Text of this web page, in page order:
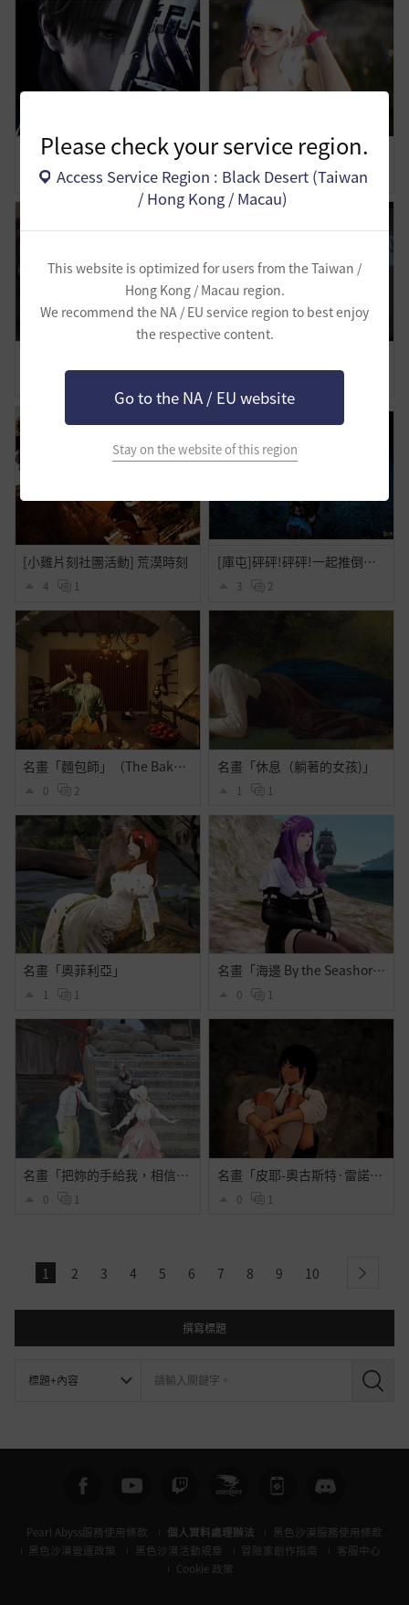
Please check your service region.
Access Service Region : Black Desert (Taiwan
/ Hong Kong / Macau)
This website is optimized for users from the Taiwan /
Hong Kong / Macau region.
We recommend the NA / EU service region to best enjoy
the respective content.
Go to the NA / EU website
Stay on the website of this region
【小雞片刻社團活動】Agent
1 1
截圖美的截圖動作 有人研究出來的
0 1
[小雞片刻社團活動] 荒漠時刻
4 1
[庫屯]砰砰!砰砰!一起推倒古代的庫屯!可愛的蟲蟲!
3 2
名畫「麵包師」（The Baker）
0 2
名畫「休息（躺著的女孩)」
1 1
名畫「奧菲利亞」
1 1
名畫「海邊 By the Seashore」
0 1
名畫「把妳的手給我，相信我」
0 1
名畫「皮耶-奧古斯特·雷諾瓦肖像」
0 1
1 2 3 4 5 6 7 8 9 10 next
撰寫標題
搜
Pearl Abyss服務使用條款 個人資料處理辦法
黑色沙漠服務使用條款
黑色沙漠營運政策
黑色沙漠活動規章 冒險家創作指南
客服中心
Cookie 政策